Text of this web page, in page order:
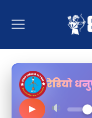
रेडियो
▶